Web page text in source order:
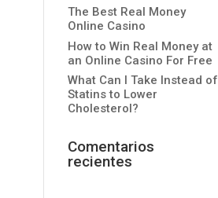
The Best Real Money
Online Casino
How to Win Real Money at
an Online Casino For Free
What Can I Take Instead of
Statins to Lower
Cholesterol?
Comentarios
recientes